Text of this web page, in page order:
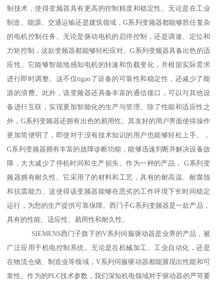
制技术，使得变频器具有更高的控制精度和稳定性。无论是在工业
制造、能源、交通运输还是建筑领域，G系列变频器都能够胜任复杂
的电机控制任务。无论是驱动电机的启停控制，还是调速、定位和
力矩控制，这款变频器都能够轻松应对。G系列变频器具备出色的适
应性。它能够智能地感知电机的转速和负载变化，并根据实际需求
进行即时调整。这不仅tigao了设备的可靠性和稳定性，还减少了能
源的浪费。此外，该变频器还具备丰富的通信接口，可以与其他设
备进行互联，实现更加智能化的生产与管理。除了性能和适应性之
外，G系列变频器还拥有出色的易用性。其友好的用户界面使得操作
更加简便明了，即使对于没有技术知识的用户也能够轻松上手。，
G系列变频器拥有丰富的故障诊断功能，能够迅速判断并解决设备故
障，大大减少了停机时间和生产损失。作为一种的产品， G系列变
频器拥有耐久性。它采用了的材料和工艺，具有的耐高温、耐腐蚀
和抗震能力。这使得该变频器能够在恶劣的工作环境下长时间稳定
运行，为您的生产提供可靠保障。西门子G系列变频器是一款产品，
具有的性能、适应性、易用性和耐久性。
SIEMENS西门子旗下的V系列伺服驱动器是业界的产品，被
广泛应用于机电控制系统。无论是在机械加工、工业自动化，还是
在物流仓储、制造业等领域，V系列伺服驱动器都能展现出性能和可
靠性。作为的PLC技术参数，我们深知机电领域对于驱动器的严苛要